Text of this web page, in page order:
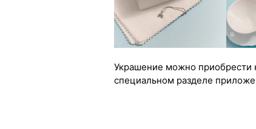
Украшение можно приобрести
специальном разделе